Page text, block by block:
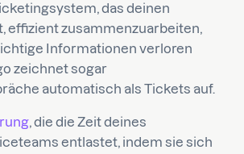
das deinen
effizient zusammenzuarbeiten,
Informationen verloren
zeichnet sogar
automatisch als Tickets auf.
, die die Zeit deines
entlastet, indem sie sich